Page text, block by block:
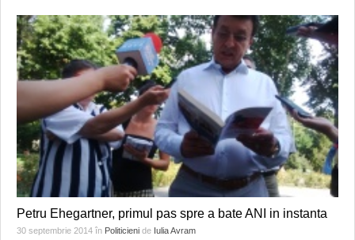
Petru Ehegartner, primul pas spre a bate ANI in instanta
30 septembrie 2014 în Politicieni de Iulia Avram